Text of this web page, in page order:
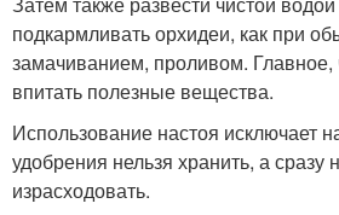
подкармливать орхидеи, как при
замачиванием, проливом. Главное,
впитать полезные вещества.
Использование настоя исключает
удобрения нельзя хранить, а сразу
израсходовать.